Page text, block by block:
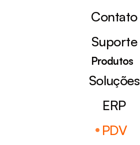
Contato
Suporte
Produtos
Soluções
ERP
PDV